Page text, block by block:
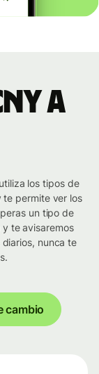
a
los tipos de
te permite ver los
un tipo de
te avisaremos
nunca te
cambio